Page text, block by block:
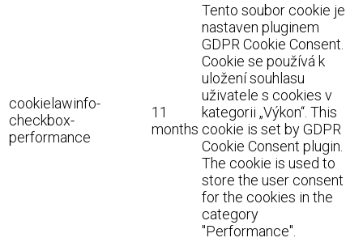
cookielawinfo-
checkbox-
performance
11
months
Tento soubor cookie je
nastaven pluginem
GDPR Cookie Consent.
Cookie se používá k
uložení souhlasu
uživatele s cookies v
kategorii „Výkon“. This
cookie is set by GDPR
Cookie Consent plugin.
The cookie is used to
store the user consent
for the cookies in the
category
"Performance".